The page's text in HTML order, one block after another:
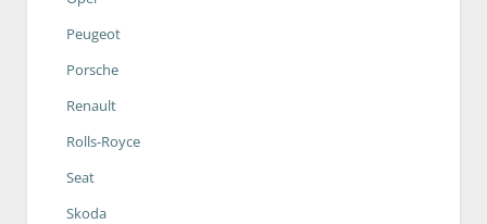
Peugeot
Porsche
Renault
Rolls-Royce
Seat
Skoda